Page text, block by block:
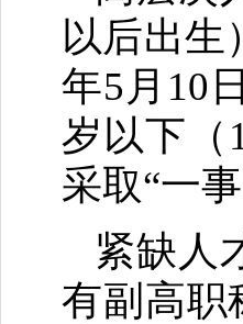
以后出生
年5月10
岁以下（
采取“一
紧缺人
有副高职